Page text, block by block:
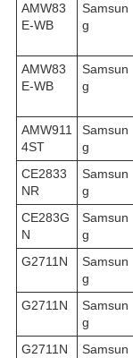
AMW83
E-WB
Samsun
g
AMW83
E-WB
Samsun
g
AMW911
4ST
Samsun
g
CE2833
NR
Samsun
g
CE283G
N
Samsun
g
G2711N
Samsun
g
G2711N
Samsun
g
G2711N
Samsun